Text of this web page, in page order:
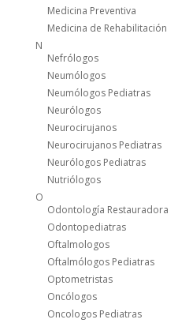
Medicina Preventiva
Medicina de Rehabilitación
N
Nefrólogos
Neumólogos
Neumólogos Pediatras
Neurólogos
Neurocirujanos
Neurocirujanos Pediatras
Neurólogos Pediatras
Nutriólogos
O
Odontología Restauradora
Odontopediatras
Oftalmologos
Oftalmólogos Pediatras
Optometristas
Oncólogos
Oncologos Pediatras